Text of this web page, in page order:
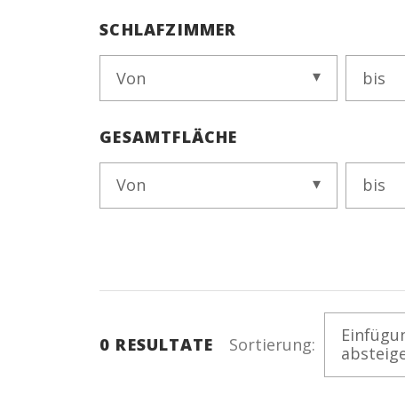
SCHLAFZIMMER
Von bis
GESAMTFLÄCHE
Von bis
0 RESULTATE Sortierung: